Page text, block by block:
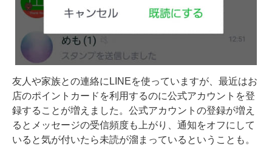
友人や家族との連絡にLINEを使っていますが、最近はお
店のポイントカードを利用するのに公式アカウントを登
録することが増えました。公式アカウントの登録が増え
るとメッセージの受信頻度も上がり、通知をオフにして
いると気が付いたら未読が溜まっているということも。